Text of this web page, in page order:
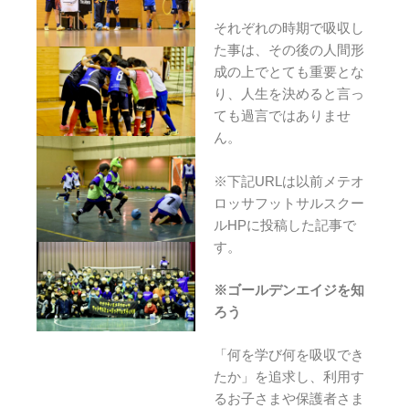
それぞれの時期で吸収し
た事は、その後の人間形
成の上でとても重要とな
り、人生を決めると言っ
ても過言ではありませ
ん。
※下記URLは以前メテオ
ロッサフットサルスクー
ルHPに投稿した記事で
す。
※ゴールデンエイジを知
ろう
「何を学び何を吸収でき
たか」を追求し、利用す
るお子さまや保護者さま